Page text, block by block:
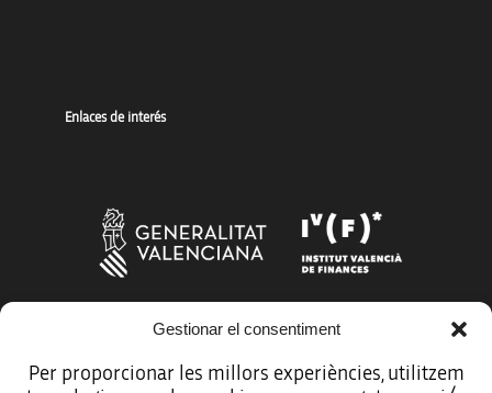
Gestionar el consentiment
Per proporcionar les millors experiències, utilitzem
Enlaces de interés